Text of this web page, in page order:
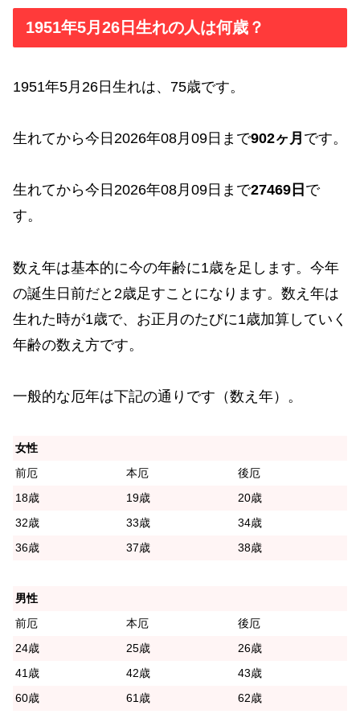
1951年5月26日生れの人は何歳？
1951年5月26日生れは、75歳です。
生れてから今日2026年08月09日まで902ヶ月 です。
生れてから今日2026年08月09日まで27469日 で
す。
数え年は基本的に今の年齢に1歳を足します。今年
の誕生日前だと2歳足すことになります。数え年は
生れた時が1歳で、お正月のたびに1歳加算していく
年齢の数え方です。
一般的な厄年は下記の通りです（数え年）。
女性
前厄
本厄
後厄
18歳
19歳
20歳
32歳
33歳
34歳
36歳
37歳 38歳
男性
前厄
本厄
後厄
24歳
25歳
26歳
41歳
42歳
43歳
60歳
61歳 62歳